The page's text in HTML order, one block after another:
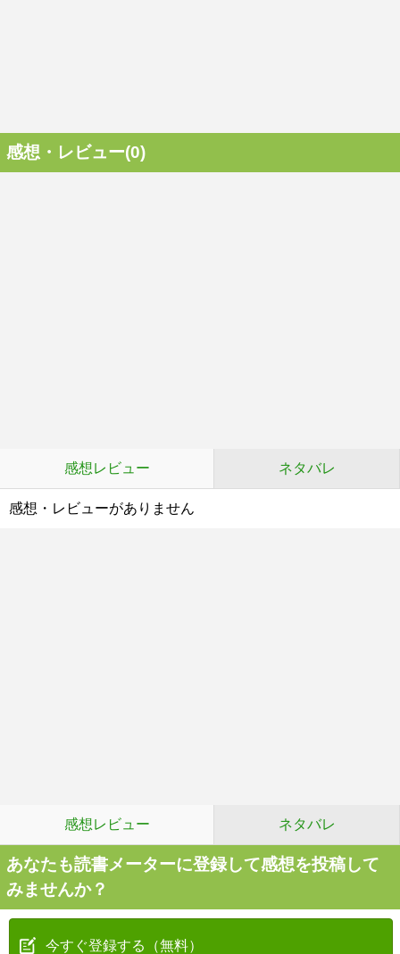
感想・レビュー(0)
感想レビュー ネタバレ
感想・レビューがありません
感想レビュー ネタバレ
あなたも読書メーターに登録して感想を投稿して
みませんか？
今すぐ登録する（無料）